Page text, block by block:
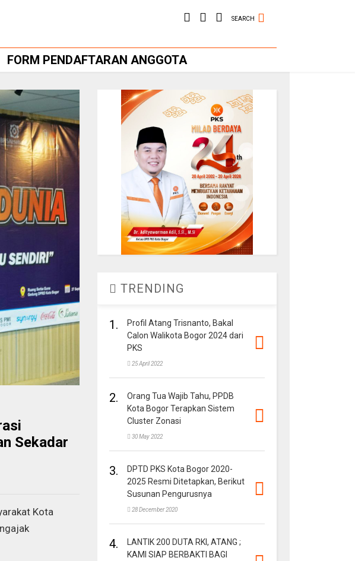
SEARCH
FORM PENDAFTARAN ANGGOTA
Sekadar
Kota
TRENDING
1.
Profil Atang Trisnanto, Bakal
Calon Walikota Bogor 2024 dari
PKS
25 April 2022
2.
Orang Tua Wajib Tahu, PPDB
Kota Bogor Terapkan Sistem
Cluster Zonasi
30 May 2022
3.
DPTD PKS Kota Bogor 2020-
2025 Resmi Ditetapkan, Berikut
Susunan Pengurusnya
28 December 2020
4.
LANTIK 200 DUTA RKI, ATANG ;
KAMI SIAP BERBAKTI BAGI